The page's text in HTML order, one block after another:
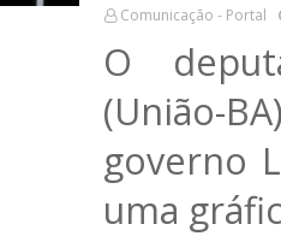
Comunicação - Portal
O
(União-
governo
uma